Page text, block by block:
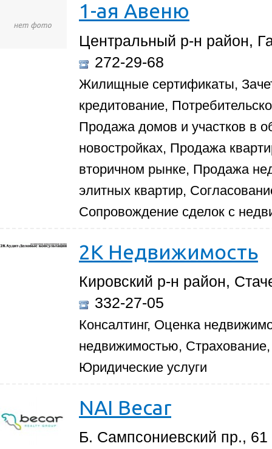
1-ая Авеню
Центральный р-н район,
272-29-68
Жилищные сертификаты,
кредитование,
Продажа домов и участков в
новостройках, Продажа
вторичном рынке, Продажа
элитных квартир,
Сопровождение сделок с
2К Недвижимость
Кировский р-н район,
332-27-05
Консалтинг, Оценка
недвижимостью,
Юридические услуги
NAI Becar
Б. Сампсониевский пр., 61